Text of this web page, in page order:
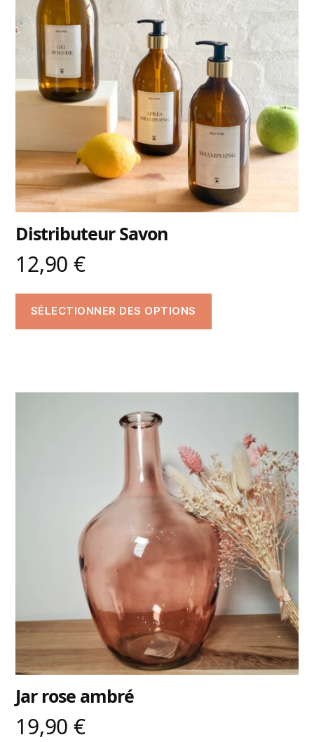
Distributeur Savon
12,90 €
SÉLECTIONNER DES OPTIONS
Jar rose ambré
19,90 €